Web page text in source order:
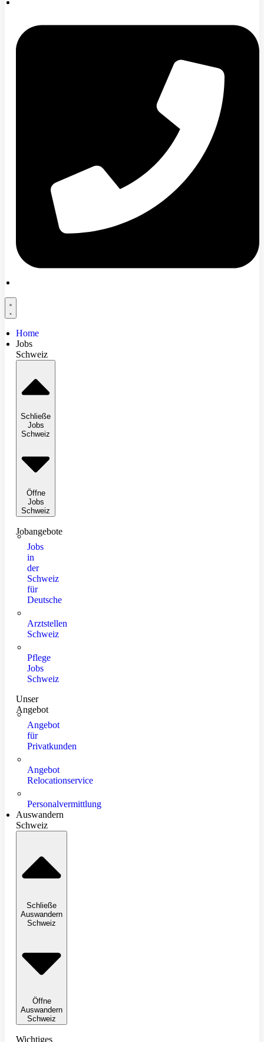
Home
Jobs
Schweiz
Schließe
Jobs
Schweiz
Öffne
Jobs
Schweiz
Jobangebote
Jobs
in
der
Schweiz
für
Deutsche
Arztstellen
Schweiz
Pflege
Jobs
Schweiz
Unser
Angebot
Angebot
für
Privatkunden
Angebot
Relocationservice
Personalvermittlung
Auswandern
Schweiz
Schließe
Auswandern
Schweiz
Öffne
Auswandern
Schweiz
Wichtiges